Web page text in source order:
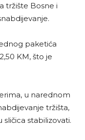
tržište Bosne i
paketića
KM, što je
u narednom
tržišta,
stabilizovati.